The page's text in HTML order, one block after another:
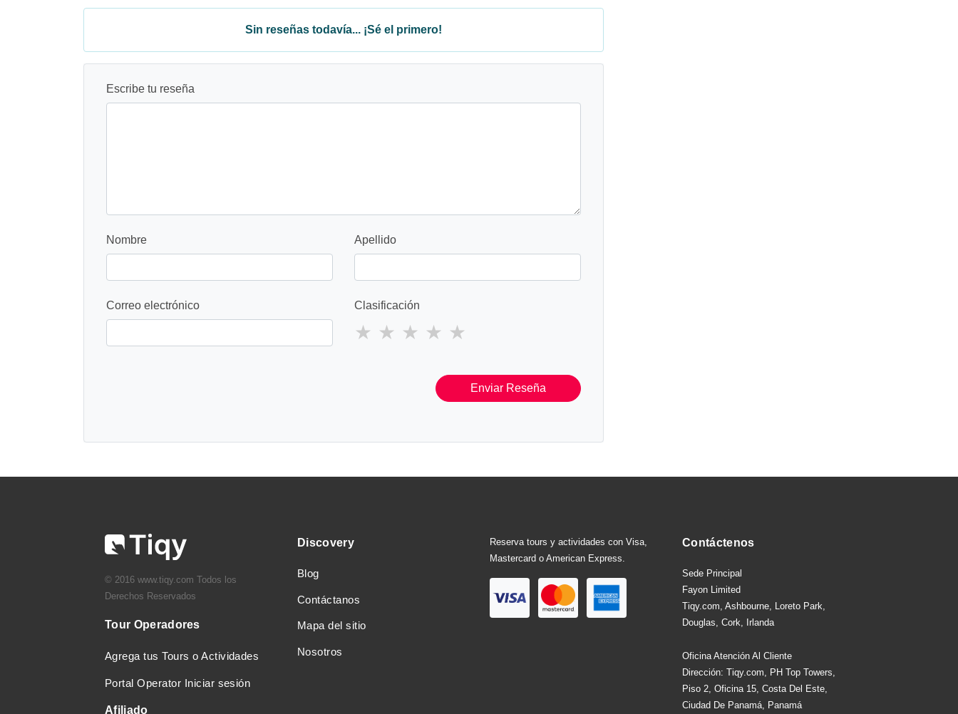
Sin reseñas todavía... ¡Sé el primero!
Escribe tu reseña
Nombre Apellido
Correo electrónico Clasificación
Enviar Reseña
© 2016 www.tiqy.com Todos los
Derechos Reservados
Tour Operadores
Agrega tus Tours o Actividades
Portal Operator Iniciar sesión
Afiliado
Discovery
Blog
Contáctanos
Mapa del sitio
Nosotros
Reserva tours y actividades con Visa,
Mastercard o American Express.
Contáctenos
Sede Principal
Fayon Limited
Tiqy.com, Ashbourne, Loreto Park,
Douglas, Cork, Irlanda
Oficina Atención Al Cliente
Dirección: Tiqy.com, PH Top Towers,
Piso 2, Oficina 15, Costa Del Este,
Ciudad De Panamá, Panamá